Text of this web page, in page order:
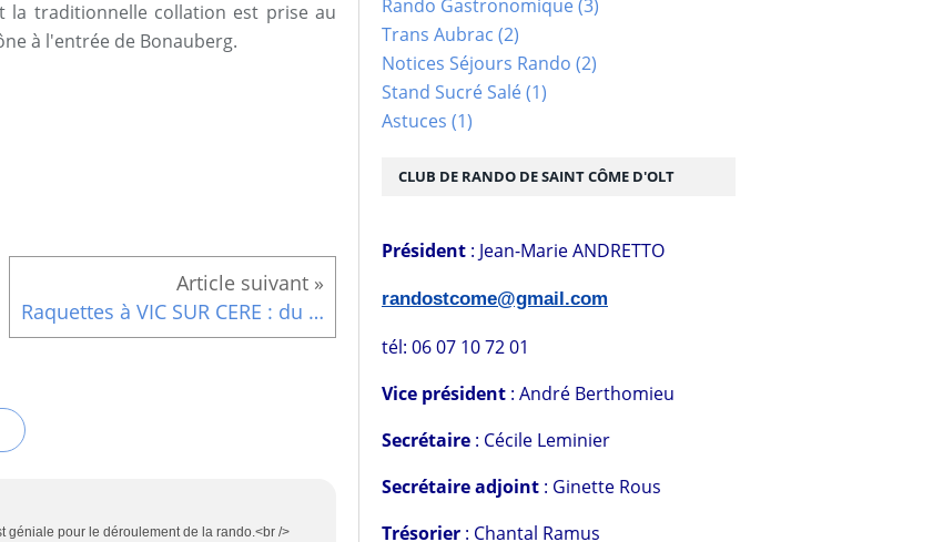
la traditionnelle collation est prise au
à l'entrée de Bonauberg.
Raquettes à VIC SUR CERE : du 25 au 27 janvier 2016
géniale pour le déroulement de la rando.<br />
Rando Gastronomique(3)
Trans Aubrac (2)
Notices Séjours Rando (2)
Stand Sucré Salé(1)
Astuces (1)
CLUB DE RANDO DE SAINT CÔME D'OLT
Président : Jean-Marie ANDRETTO
randostcome@gmail.com
tél: 06 07 10 72 01
Vice président : André Berthomieu
Secrétaire : Cécile Leminier
Secrétaire adjoint : Ginette Rous
Trésorier : Chantal Ramus